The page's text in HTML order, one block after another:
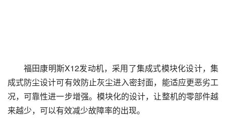
福田康明斯X12发动机，采用了集成式模块化设计，集
成式防尘设计可有效防止灰尘进入密封面，能适应更恶劣工
况，可靠性进一步增强。模块化的设计，让整机的零部件越
来越少，可以有效减少故障率的出现。